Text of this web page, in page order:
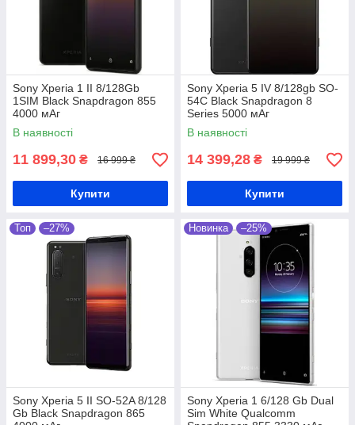
Sony Xperia 1 II 8/128Gb
1SIM Black Snapdragon 855
4000 мАг
В наявності
11 899,30 ₴ 16 999 ₴
Купити
Sony Xperia 5 IV 8/128gb SO-
54C Black Snapdragon 8
Series 5000 мАг
В наявності
14 399,28 ₴ 19 999 ₴
Купити
Топ –27%
Sony Xperia 5 II SO-52A 8/128
Gb Black Snapdragon 865
Новинка –25%
Sony Xperia 1 6/128 Gb Dual
Sim White Qualcomm